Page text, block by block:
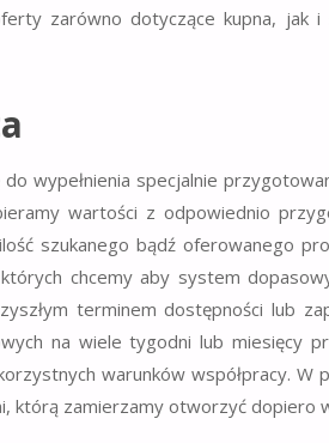
zarówno dotyczące kupna, jak
wypełnienia specjalnie
wartości z odpowiednio
szukanego bądź oferowanego
chcemy aby system
terminem dostępności lub
na wiele tygodni lub miesięcy
warunków współpracy.
którą zamierzamy otworzyć dopiero